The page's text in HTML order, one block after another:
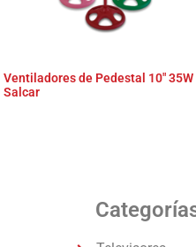
Ventiladores de Pedestal 10″ 35W
Salcar